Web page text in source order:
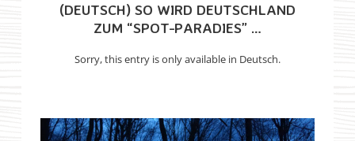
(DEUTSCH) SO WIRD DEUTSCHLAND
ZUM “SPOT-PARADIES” …
Sorry, this entry is only available in Deutsch.